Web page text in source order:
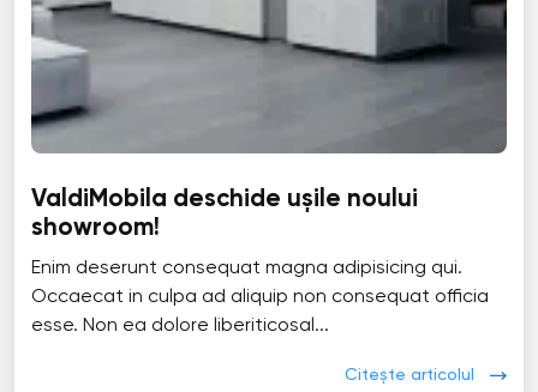
ValdiMobila deschide ușile noului
showroom!
Enim deserunt consequat magna adipisicing qui.
Occaecat in culpa ad aliquip non consequat officia
esse. Non ea dolore liberiticosal...
Citește articolul